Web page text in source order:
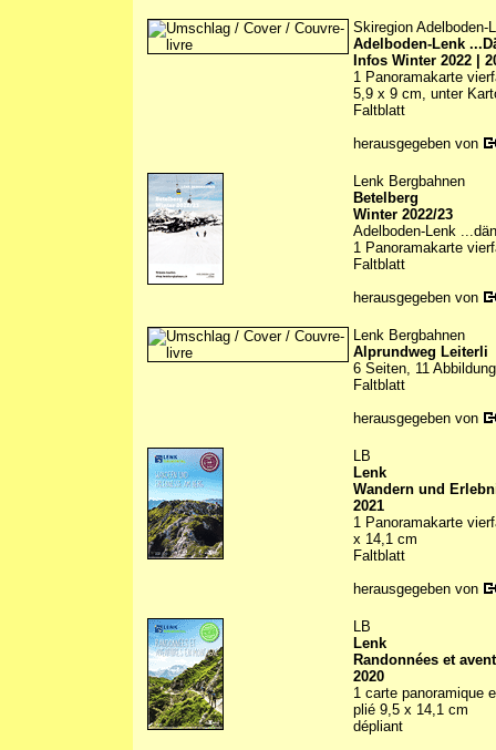
Skiregion Adelboden-
Adelboden-Lenk
Infos Winter 2022 |
1 Panoramakarte
5,9 x 9 cm, unter
Faltblatt
herausgegeben von
Lenk Bergbahnen
Betelberg
Winter 2022/23
Adelboden-Lenk
1 Panoramakarte
Faltblatt
herausgegeben von
Lenk Bergbahnen
Alprundweg Leiterli
6 Seiten, 11
Faltblatt
herausgegeben von
LB
Lenk
Wandern und
2021
1 Panoramakarte
x 14,1 cm
Faltblatt
herausgegeben von
LB
Lenk
Randonnées et
2020
1 carte panoramique
plié 9,5 x 14,1 cm
dépliant